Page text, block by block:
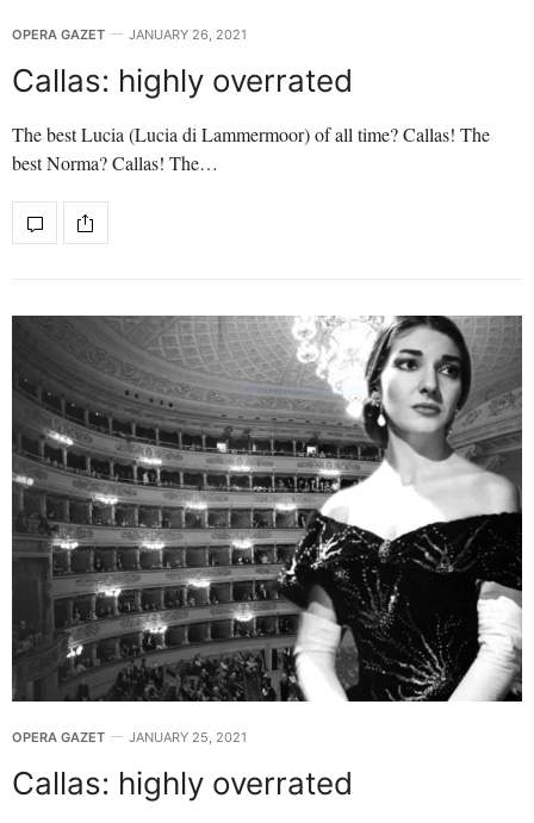
OPERA GAZET JANUARY 26, 2021
Callas: highly overrated
The best Lucia (Lucia di Lammermoor) of all time? Callas! The
best Norma? Callas! The…
OPERA GAZET JANUARY 25, 2021
Callas: highly overrated